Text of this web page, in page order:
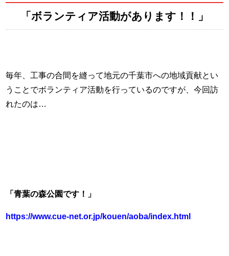
「ボランティア活動があります！！」
毎年、工事の合間を縫って地元の千葉市への地域貢献とい
うことでボランティア活動を行っているのですが、今回訪
れたのは…
「青葉の森公園です！」
https://www.cue-net.or.jp/kouen/aoba/index.html